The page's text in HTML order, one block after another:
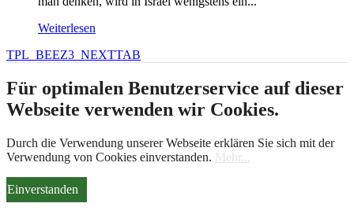
Weiterlesen
TPL_BEEZ3_NEXTTAB
Für optimalen Benutzerservice auf dieser
Webseite verwenden wir Cookies.
Durch die Verwendung unserer Webseite erklären Sie sich mit der
Verwendung von Cookies einverstanden. Mehr...
Einverstanden